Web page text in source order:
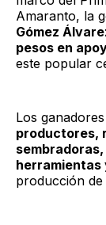
Amaranto, la
Gómez
pesos en
este popular
Los
productores,
herramientas
producción de